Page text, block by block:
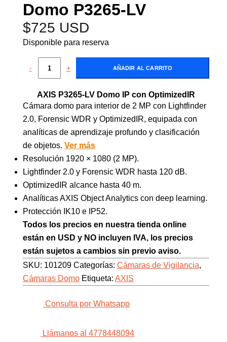
Domo P3265-LV
$725 USD
Disponible para reserva
- + AÑADIR AL CARRITO
AXIS P3265-LV Domo IP con OptimizedIR
Cámara domo para interior de 2 MP con Lightfinder
2.0, Forensic WDR y OptimizedIR, equipada con
analíticas de aprendizaje profundo y clasificación
de objetos. Ver más
Resolución 1920 × 1080 (2 MP).
Lightfinder 2.0 y Forensic WDR hasta 120 dB.
OptimizedIR alcance hasta 40 m.
Analíticas AXIS Object Analytics con deep learning.
Protección IK10 e IP52.
Todos los precios en nuestra tienda online
están en USD y NO incluyen IVA, los precios
están sujetos a cambios sin previo aviso.
SKU: 101209 Categorías: Cámaras de Vigilancia,
Cámaras Domo Etiqueta: AXIS
Consulta por Whatsapp
Llámanos al 4778448094